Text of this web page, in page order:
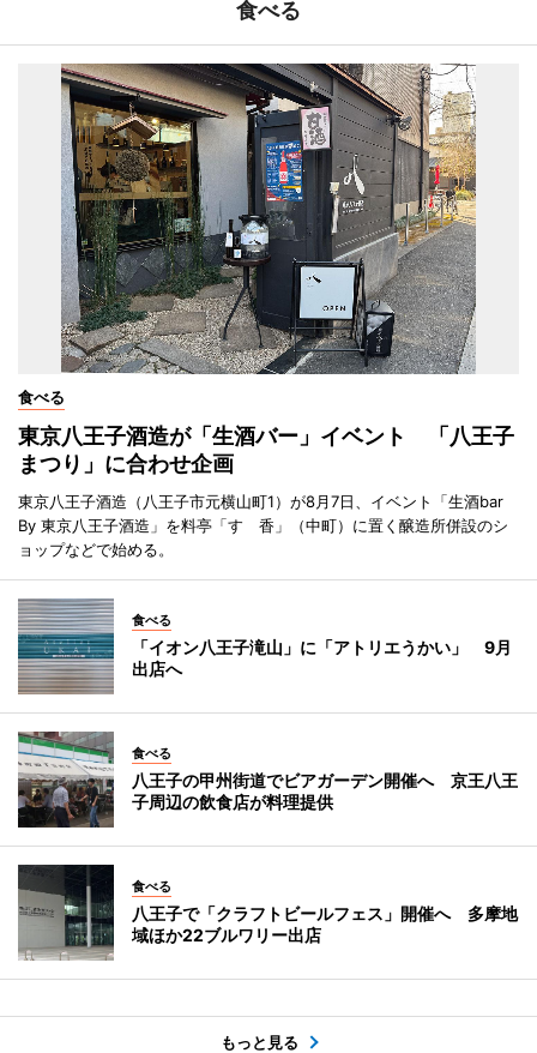
食べる
食べる
東京八王子酒造が「生酒バー」イベント 「八王子
まつり」に合わせ企画
東京八王子酒造（八王子市元横山町1）が8月7日、イベント「生酒bar
By 東京八王子酒造」を料亭「すゞ香」（中町）に置く醸造所併設のシ
ョップなどで始める。
食べる
「イオン八王子滝山」に「アトリエうかい」 9月
出店へ
食べる
八王子の甲州街道でビアガーデン開催へ 京王八王
子周辺の飲食店が料理提供
食べる
八王子で「クラフトビールフェス」開催へ 多摩地
域ほか22ブルワリー出店
もっと見る